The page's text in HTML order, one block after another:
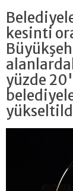
kesinti
yüzde